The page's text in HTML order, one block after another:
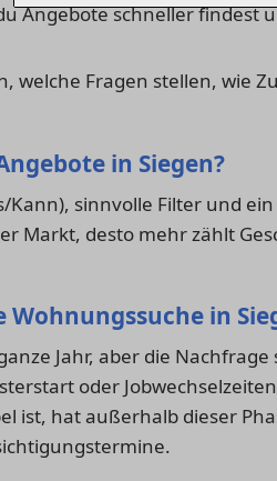
Angebote schneller findest
welche Fragen stellen, wie
in Siegen?
sinnvolle Filter und
Markt, desto mehr zählt
in
Jahr, aber die Nachfrage
oder
ist, hat außerhalb dieser